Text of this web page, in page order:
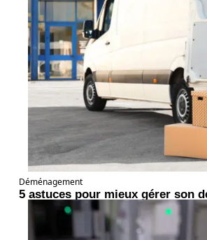
Déménagement
5 astuces pour mieux gérer son